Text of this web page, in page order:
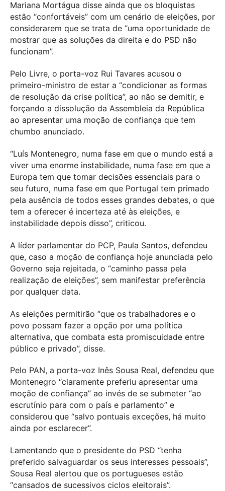
Mariana Mortágua disse ainda que os bloquistas
estão “confortáveis” com um cenário de eleições, por
considerarem que se trata de “uma oportunidade de
mostrar que as soluções da direita e do PSD não
funcionam”.
Pelo Livre, o porta-voz Rui Tavares acusou o
primeiro-ministro de estar a “condicionar as formas
de resolução da crise política”, ao não se demitir, e
forçando a dissolução da Assembleia da República
ao apresentar uma moção de confiança que tem
chumbo anunciado.
“Luís Montenegro, numa fase em que o mundo está a
viver uma enorme instabilidade, numa fase em que a
Europa tem que tomar decisões essenciais para o
seu futuro, numa fase em que Portugal tem primado
pela ausência de todos esses grandes debates, o que
tem a oferecer é incerteza até às eleições, e
instabilidade depois disso”, criticou.
A líder parlamentar do PCP, Paula Santos, defendeu
que, caso a moção de confiança hoje anunciada pelo
Governo seja rejeitada, o “caminho passa pela
realização de eleições”, sem manifestar preferência
por qualquer data.
As eleições permitirão “que os trabalhadores e o
povo possam fazer a opção por uma política
alternativa, que combata esta promiscuidade entre
público e privado”, disse.
Pelo PAN, a porta-voz Inês Sousa Real, defendeu que
Montenegro “claramente preferiu apresentar uma
moção de confiança” ao invés de se submeter “ao
escrutínio para com o país e parlamento” e
considerou que “salvo pontuais exceções, há muito
ainda por esclarecer”.
Lamentando que o presidente do PSD “tenha
preferido salvaguardar os seus interesses pessoais”,
Sousa Real alertou que os portugueses estão
“cansados de sucessivos ciclos eleitorais”.